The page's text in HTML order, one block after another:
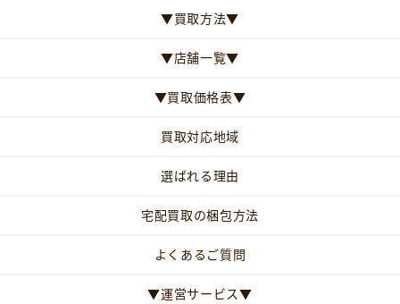
▼買取方法▼
▼店舗一覧▼
▼買取価格表▼
買取対応地域
選ばれる理由
宅配買取の梱包方法
よくあるご質問
▼運営サービス▼